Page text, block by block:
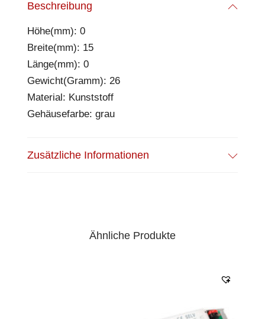
Beschreibung
Höhe(mm): 0
Breite(mm): 15
Länge(mm): 0
Gewicht(Gramm): 26
Material: Kunststoff
Gehäusefarbe: grau
Zusätzliche Informationen
Ähnliche Produkte